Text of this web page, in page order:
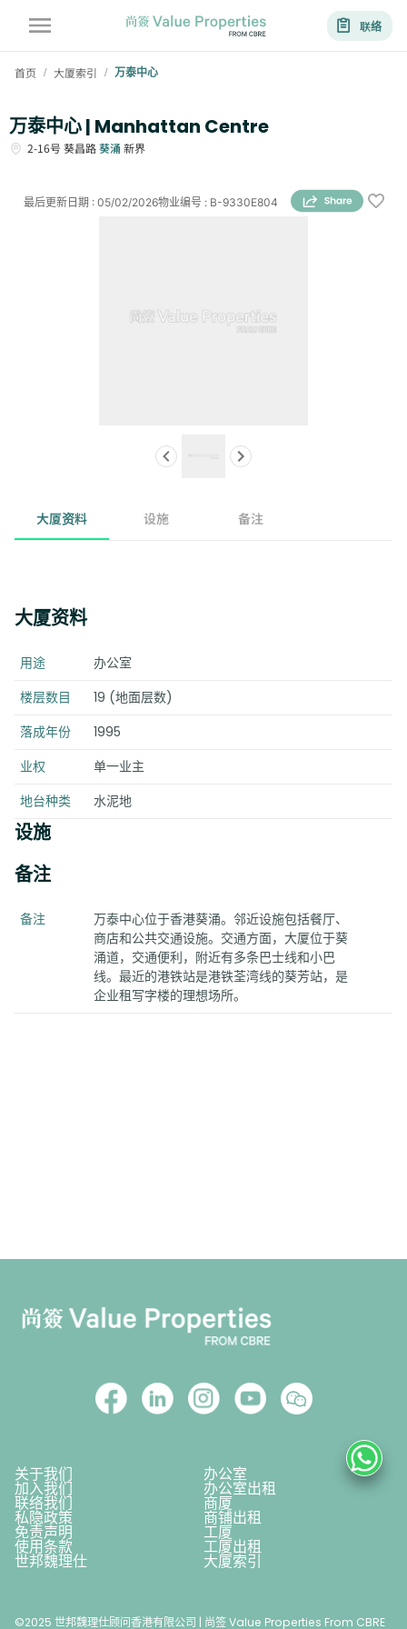
联络
首页 / 大厦索引 / 万泰中心
万泰中心 | Manhattan Centre
2-16号 葵昌路葵涌 新界
物业编号 : B-9330E804
最后更新日期 : 05/02/2026
大厦资料 设施 备注
大厦资料
用途
办公室
楼层数目
19 (地面层数)
落成年份
1995
业权
单一业主
地台种类
水泥地
设施
备注
备注
万泰中心位于香港葵涌。邻近设施包括餐厅、
商店和公共交通设施。交通方面，大厦位于葵
涌道，交通便利，附近有多条巴士线和小巴
线。最近的港铁站是港铁荃湾线的葵芳站，是
企业租写字楼的理想场所。
关于我们 办公室
加入我们 办公室出租
联络我们 商厦
私隐政策 商铺出租
免责声明 工厦
使用条款 工厦出租
世邦魏理仕 大厦索引
©2025 世邦魏理仕顾问香港有限公司 | 尚签 Value Properties From CBRE